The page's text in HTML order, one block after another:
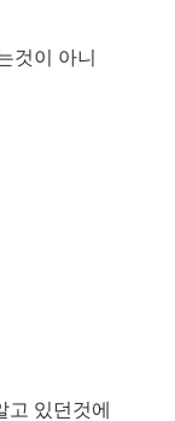
것이 아니
있던것에